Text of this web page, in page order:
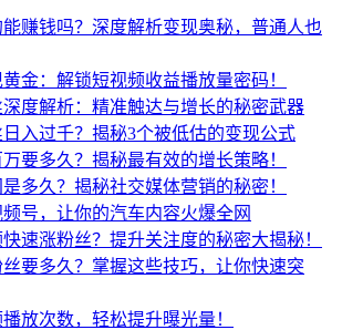
赚钱吗？深度解析变现奥秘，普通人也
金：解锁短视频收益播放量密码！
度解析：精准触达与增长的秘密武器
入过千？揭秘3个被低估的变现公式
要多久？揭秘最有效的增长策略！
多久？揭秘社交媒体营销的秘密！
号，让你的汽车内容火爆全网
速涨粉丝？提升关注度的秘密大揭秘！
要多久？掌握这些技巧，让你快速突
放次数，轻松提升曝光量！